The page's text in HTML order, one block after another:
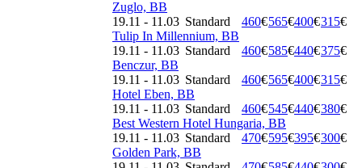
Zuglo, BB
19.11 - 11.03 Standard 460€565€400€315€
Tulip In Millennium, BB
19.11 - 11.03 Standard 460€585€440€375€
Benczur, BB
19.11 - 11.03 Standard 460€565€400€315€
Hotel Eben, BB
19.11 - 11.03 Standard 460€545€440€380€
Best Western Hotel Hungaria, BB
19.11 - 11.03 Standard 470€595€395€300€
Golden Park, BB